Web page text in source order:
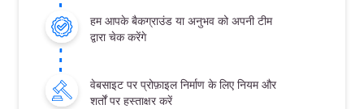
हम आपके बैकग्राउंड या अनुभव को अपनी टीम
द्वारा चेक करेंगे
वेबसाइट पर प्रोफ़ाइल निर्माण के लिए नियम और
शर्तों पर हस्ताक्षर करें